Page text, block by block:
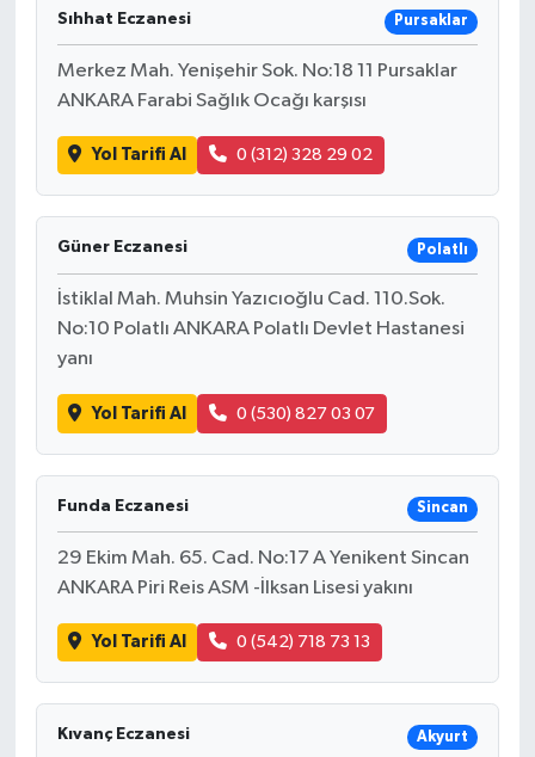
Sıhhat Eczanesi Pursaklar
Merkez Mah. Yenişehir Sok. No:18 11 Pursaklar
ANKARA Farabi Sağlık Ocağı karşısı
Yol Tarifi Al 0 (312) 328 29 02
Güner Eczanesi Polatlı
İstiklal Mah. Muhsin Yazıcıoğlu Cad. 110.Sok.
No:10 Polatlı ANKARA Polatlı Devlet Hastanesi
yanı
Yol Tarifi Al 0 (530) 827 03 07
Funda Eczanesi Sincan
29 Ekim Mah. 65. Cad. No:17 A Yenikent Sincan
ANKARA Piri Reis ASM -İlksan Lisesi yakını
Yol Tarifi Al 0 (542) 718 73 13
Kıvanç Eczanesi Akyurt